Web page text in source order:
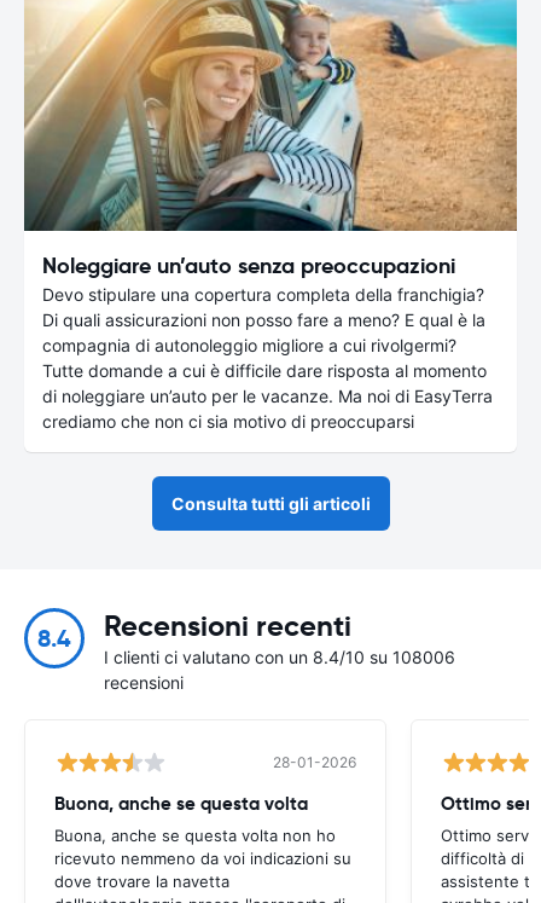
Noleggiare un’auto senza preoccupazioni
Devo stipulare una copertura completa della franchigia?
Di quali assicurazioni non posso fare a meno? E qual è la
compagnia di autonoleggio migliore a cui rivolgermi?
Tutte domande a cui è difficile dare risposta al momento
di noleggiare un’auto per le vacanze. Ma noi di EasyTerra
crediamo che non ci sia motivo di preoccuparsi
Consulta tutti gli articoli
8.4 Recensioni recenti
I clienti ci valutano con un 8.4/10 su 108006
recensioni
28-01-2026
Buona, anche se questa volta
Buona, anche se questa volta non ho
ricevuto nemmeno da voi indicazioni su
dove trovare la navetta
Ottimo
Ottimo
difficoltà di
assistente